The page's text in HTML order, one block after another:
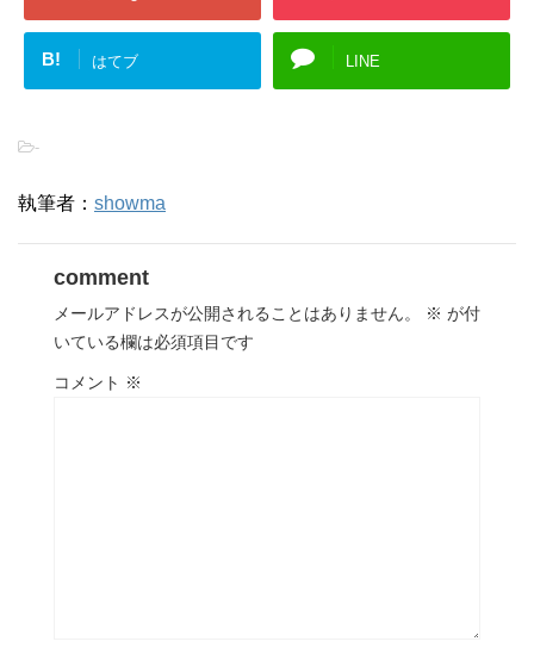
B! はてブ LINE
-
執筆者： showma
comment
メールアドレスが公開されることはありません。 ※ が付
いている欄は必須項目です
コメント ※